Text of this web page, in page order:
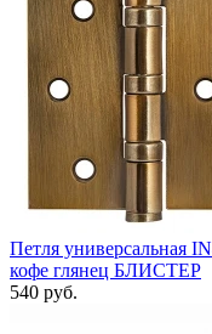
Петля универсальная
кофе глянец БЛИСТЕР
540 руб.